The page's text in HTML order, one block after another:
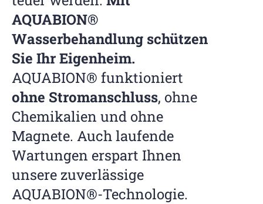
AQUABION®
Wasserbehandlung schützen
Sie Ihr Eigenheim.
AQUABION® funktioniert
ohne Stromanschluss, ohne
Chemikalien und ohne
Magnete. Auch laufende
Wartungen erspart Ihnen
unsere zuverlässige
AQUABION®-Technologie.